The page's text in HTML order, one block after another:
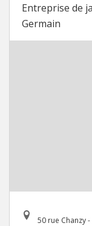
Entreprise de
Germain
50 rue Chanzy